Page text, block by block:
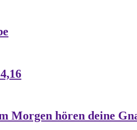
Morgen hören deine